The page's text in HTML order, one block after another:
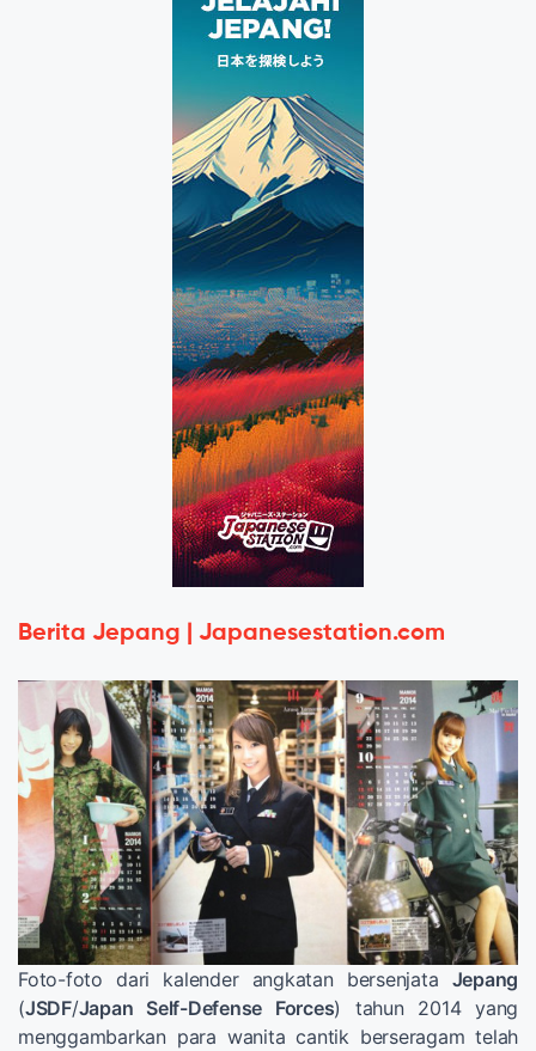
Berita Jepang | Japanesestation.com
Foto-foto dari kalender angkatan bersenjata Jepang
(JSDF/Japan Self-Defense Forces) tahun 2014 yang
menggambarkan para wanita cantik berseragam telah